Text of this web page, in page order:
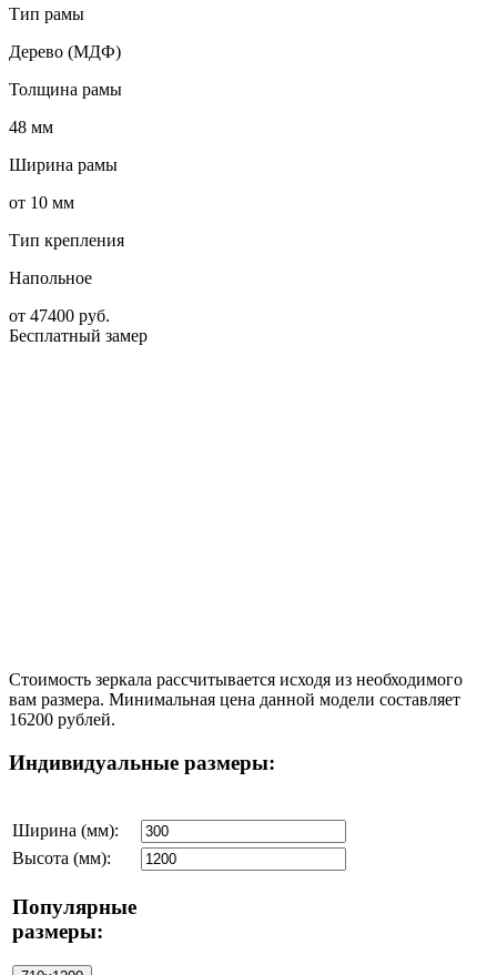
Тип рамы
Дерево (МДФ)
Толщина рамы
48 мм
Ширина рамы
от 10 мм
Тип крепления
Напольное
от 47400 руб.
Бесплатный замер
Стоимость зеркала рассчитывается исходя из необходимого
вам размера. Минимальная цена данной модели составляет
16200 рублей.
Индивидуальные размеры:
Ширина (мм):
Высота (мм):
Популярные
размеры: